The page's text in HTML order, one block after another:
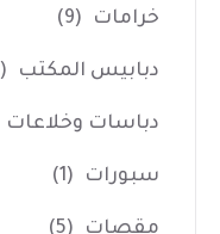
خرامات (9)
دبابيس المكتب (17)
دباسات وخلاعات
سبورات (1)
مقصات (5)